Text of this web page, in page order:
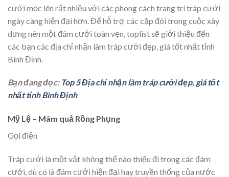
cưới mọc lên rất nhiều với các phong cách trang trí tráp cưới
ngày càng hiện đại hơn. Để hỗ trợ các cặp đôi trong cuộc xây
dưng nên một đám cưới toàn vẹn, toplist sẽ giới thiệu đến
các bạn các địa chỉ nhận làm tráp cưới đẹp, giá tốt nhất tỉnh
Bình Định.
Bạn đang đọc: Top 5 Địa chỉ nhận làm tráp cưới đẹp, giá tốt
nhất tỉnh Bình Định
Mỹ Lệ – Mâm quả Rồng Phụng
Gọi điện
Tráp cưới là một vật không thể nào thiếu đi trong các đám
cưới, dù có là đám cưới hiện đại hay truyền thống của nước